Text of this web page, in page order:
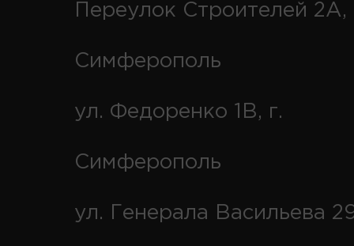
Переулок Строителей 2А,
Симферополь
ул. Федоренко 1В, г.
Симферополь
ул. Генерала Васильева